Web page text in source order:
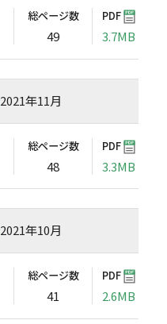
総ページ数
49
PDF
3.7MB
2021年11月
総ページ数
48
PDF
3.3MB
2021年10月
総ページ数
41
PDF
2.6MB